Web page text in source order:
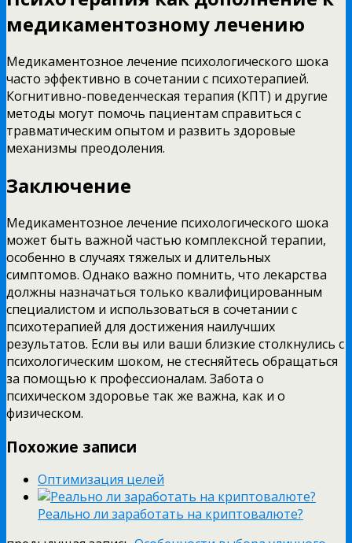
медикаментозному лечению
Медикаментозное лечение психологического шока
часто эффективно в сочетании с психотерапией.
Когнитивно-поведенческая терапия (КПТ) и другие
методы могут помочь пациентам справиться с
травматическим опытом и развить здоровые
механизмы преодоления.
Заключение
Медикаментозное лечение психологического шока
может быть важной частью комплексной терапии,
особенно в случаях тяжелых и длительных
симптомов. Однако важно помнить, что лекарства
должны назначаться только квалифицированным
специалистом и использоваться в сочетании с
психотерапией для достижения наилучших
результатов. Если вы или ваши близкие столкнулись с
психологическим шоком, не стесняйтесь обращаться
за помощью к профессионалам. Забота о
психическом здоровье так же важна, как и о
физическом.
Похожие записи
Оптимизация целей
Реально ли заработать на криптовалюте?